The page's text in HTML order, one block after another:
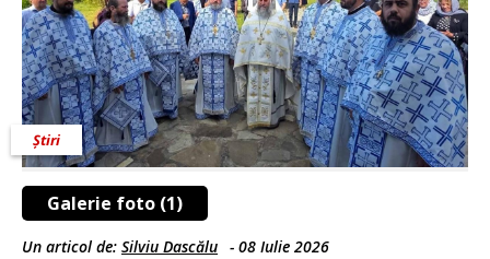
Galerie foto (1)
Știri
Un articol de: Silviu Dascălu - 08 Iulie 2026